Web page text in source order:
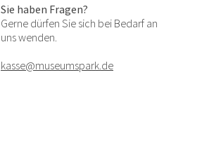
Sie haben Fragen?
Gerne dürfen Sie sich bei Bedarf an
uns wenden.
kasse@museumspark.de